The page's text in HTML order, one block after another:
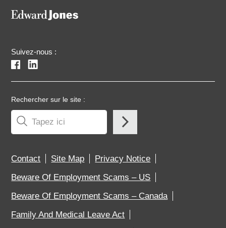
Suivez-nous :
Rechercher sur le site :
Contact Site Map
Privacy Notice
Beware Of Employment Scams – US
Beware Of Employment Scams – Canada
Family And Medical Leave Act